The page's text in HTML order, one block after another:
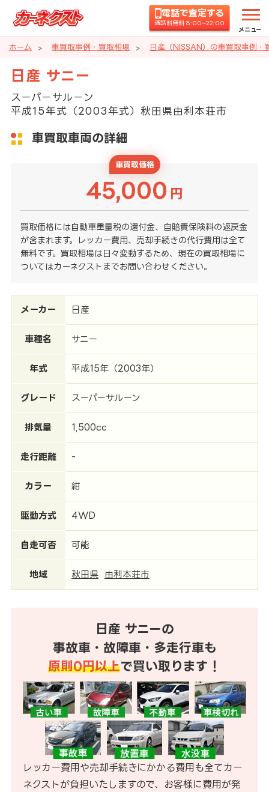
電話で査定する
通話料無料 8:00~22:00
メニュー
ホーム 車買取事例・買取相場 日産（NISSAN）の車買取事例・
日産 サニー
スーパーサルーン
平成15年式（2003年式）秋田県由利本荘市
車買取車両の詳細
車買取価格
45,000 円
買取価格には自動車重量税の還付金、自賠責保険料の返戻金
が含まれます。レッカー費用、売却手続きの代行費用は全て
無料です。買取相場は日々変動するため、現在の買取相場に
ついてはカーネクストまでお問い合わせください。
メーカー 日産
車種名 サニー
年式 平成15年（2003年）
グレード スーパーサルーン
排気量 1,500cc
走行距離 -
カラー 紺
駆動方式 4WD
自走可否 可能
地域 秋田県 由利本荘市
日産 サニーの
事故車・故障車・多走行車も
原則0円以上で買い取ります！
レッカー費用や売却手続きにかかる費用も全てカー
ネクストが負担いたしますので、お客様に費用が発